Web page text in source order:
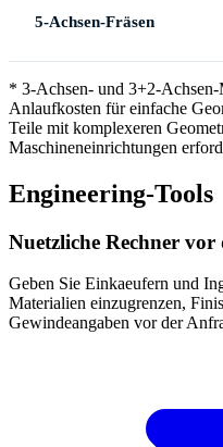
5-Achsen-Fräsen
* 3-Achsen- und 3+2-Achsen-
Anlaufkosten für einfache
Teile mit komplexeren
Maschineneinrichtungen
Engineering-Tools
Nuetzliche Rechner vor
Geben Sie Einkaeufern und
Materialien einzugrenzen,
Gewindeangaben vor der